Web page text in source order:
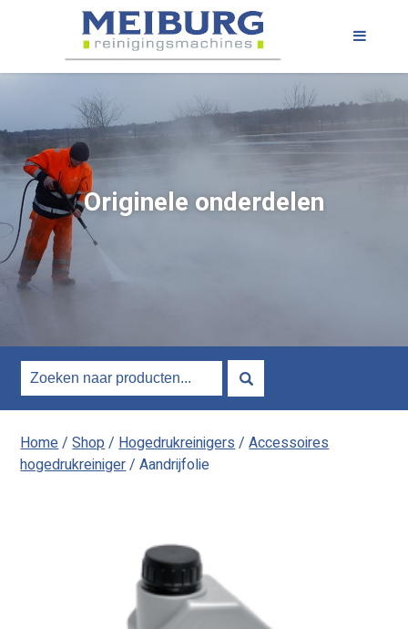
Originele onderdelen
Home/Shop/Hogedrukreinigers/Accessoires
hogedrukreiniger/ Aandrijfolie